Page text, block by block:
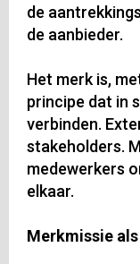
de
de aanbieder.
Het merk is,
principe dat in
verbinden.
stakeholders.
medewerkers
elkaar.
Merkmissie